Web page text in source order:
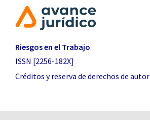
Riesgos en el Trabajo
ISSN [2256-182X]
Créditos y reserva de derechos de autor